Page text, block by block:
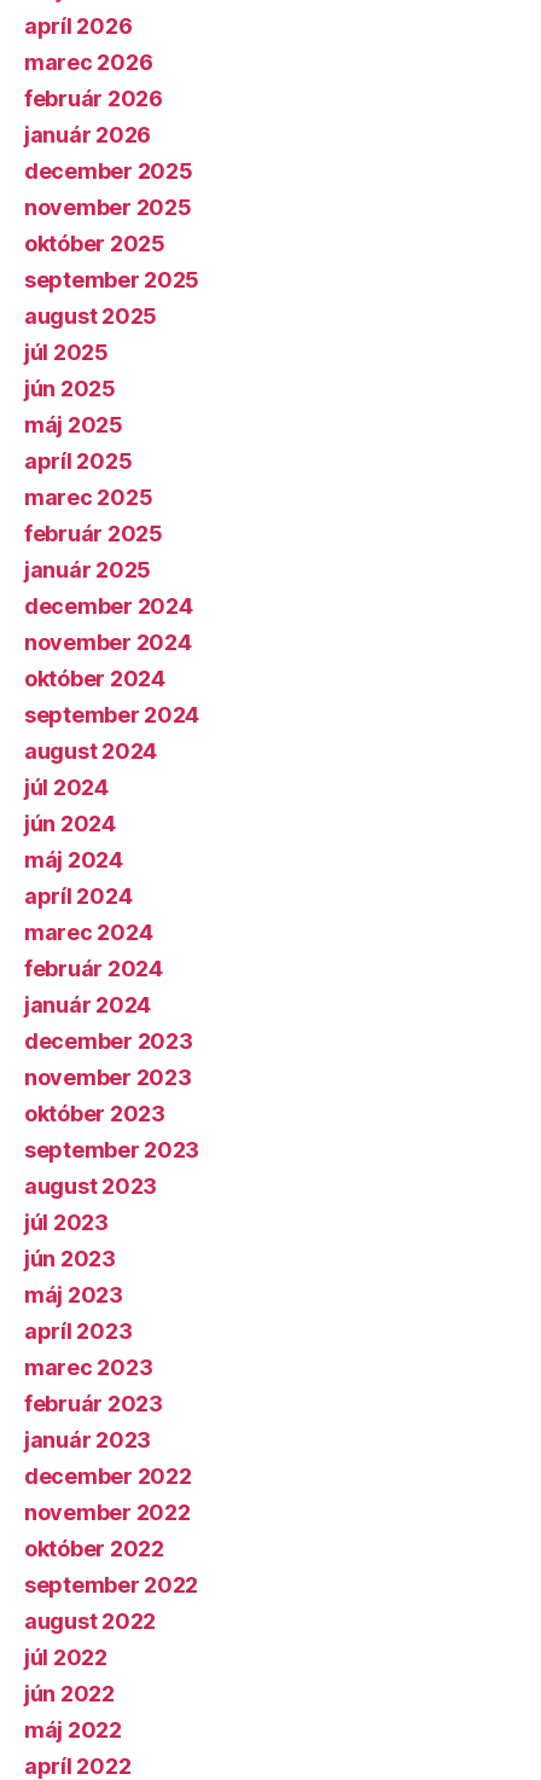
apríl 2026
marec 2026
február 2026
január 2026
december 2025
november 2025
október 2025
september 2025
august 2025
júl 2025
jún 2025
máj 2025
apríl 2025
marec 2025
február 2025
január 2025
december 2024
november 2024
október 2024
september 2024
august 2024
júl 2024
jún 2024
máj 2024
apríl 2024
marec 2024
február 2024
január 2024
december 2023
november 2023
október 2023
september 2023
august 2023
júl 2023
jún 2023
máj 2023
apríl 2023
marec 2023
február 2023
január 2023
december 2022
november 2022
október 2022
september 2022
august 2022
júl 2022
jún 2022
máj 2022
apríl 2022